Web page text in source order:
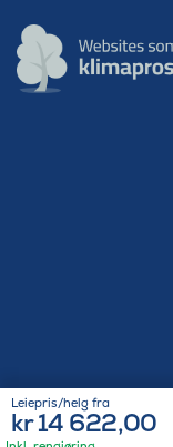
Leiepris/helg fra
kr 14 622,00